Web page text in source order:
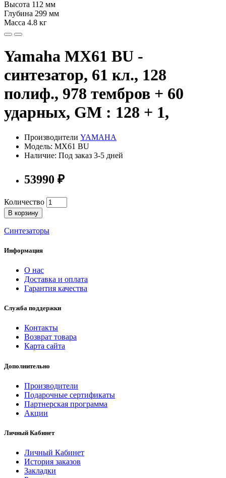
Высота 112 мм
Глубина 299 мм
Масса 4.8 кг
Yamaha MX61 BU -
синтезатор, 61 кл., 128
полиф., 978 тембров + 60
ударных, GM : 128 + 1,
Производители YAMAHA
Модель: MX61 BU
Наличие: Под заказ 3-5 дней
53990 ₽
Количество
В корзину
Синтезаторы
Информация
О нас
Доставка и оплата
Гарантия качества
Служба поддержки
Контакты
Возврат товара
Карта сайта
Дополнительно
Производители
Подарочные сертификаты
Партнерская программа
Акции
Личный Кабинет
Личный Кабинет
История заказов
Закладки